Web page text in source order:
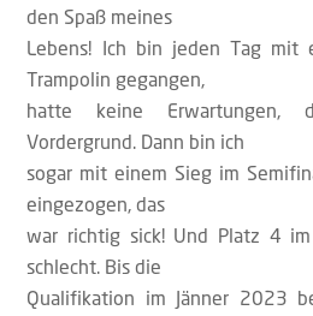
den Spaß meines
Lebens! Ich bin jeden Tag mit
Trampolin gegangen,
hatte keine Erwartungen,
Vordergrund. Dann bin ich
sogar mit einem Sieg im
eingezogen, das
war richtig sick! Und Platz 4
schlecht. Bis die
Qualifikation im Jänner 2023